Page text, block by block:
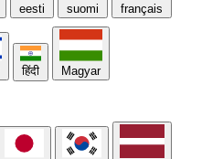
eesti suomi français
हिंदी Magyar